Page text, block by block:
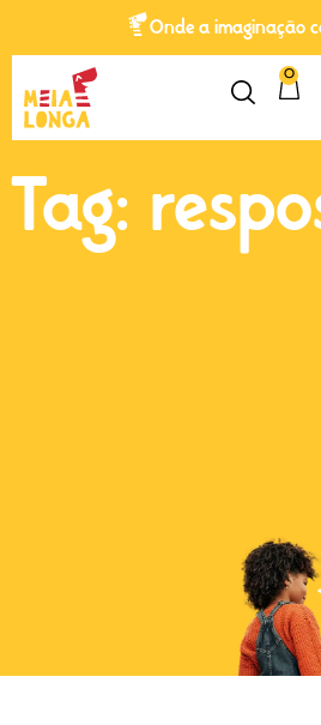
Onde a imaginação
0
Tag: